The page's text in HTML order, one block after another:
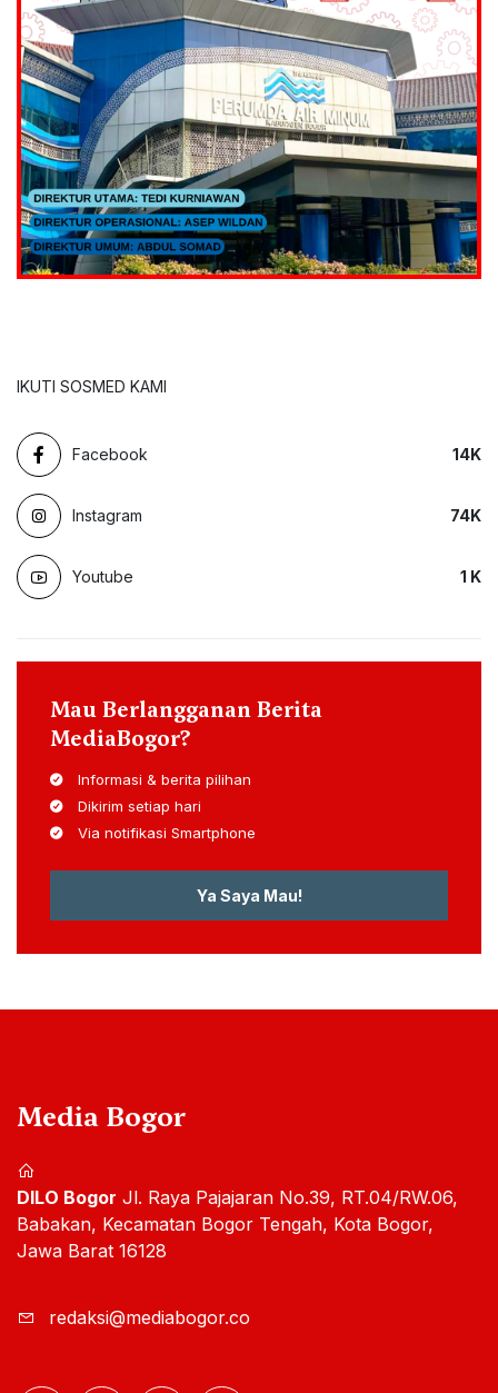
IKUTI SOSMED KAMI
Facebook 14K
Instagram 74K
Youtube 1 K
Mau Berlangganan Berita
MediaBogor?
Informasi & berita pilihan
Dikirim setiap hari
Via notifikasi Smartphone
Ya Saya Mau!
Media Bogor
DILO Bogor Jl. Raya Pajajaran No.39, RT.04/RW.06,
Babakan, Kecamatan Bogor Tengah, Kota Bogor,
Jawa Barat 16128
redaksi@mediabogor.co